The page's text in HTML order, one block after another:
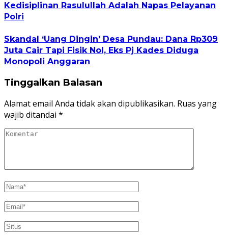
Kedisiplinan Rasulullah Adalah Napas Pelayanan
Polri
Skandal ‘Uang Dingin’ Desa Pundau: Dana Rp309
Juta Cair Tapi Fisik Nol, Eks Pj Kades Diduga
Monopoli Anggaran
Tinggalkan Balasan
Alamat email Anda tidak akan dipublikasikan. Ruas yang
wajib ditandai *